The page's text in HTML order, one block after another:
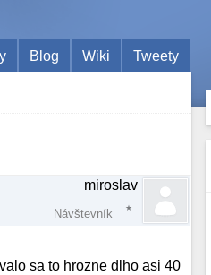
Blog Wiki Tweety
miroslav
Návštevník
sa to hrozne dlho asi 40